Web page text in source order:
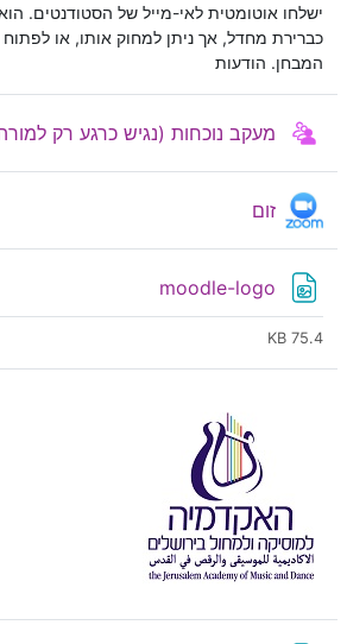
ישלחו אוטומטית לאי-מייל של הסטודנטים.
כברירת מחדל, אך ניתן למחוק אותו, או
המבחן. הודעות
מעקב נוכחות (נגיש כרגע רק
זום
moodle-logo
75.4 KB